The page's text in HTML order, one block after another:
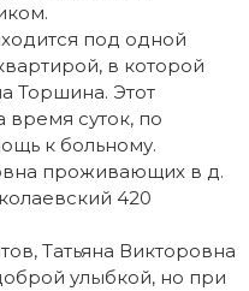
под одной
в которой
Торшина. Этот
время суток, по
к больному.
проживающих в д.
420
Татьяна Викторовна
улыбкой, но при